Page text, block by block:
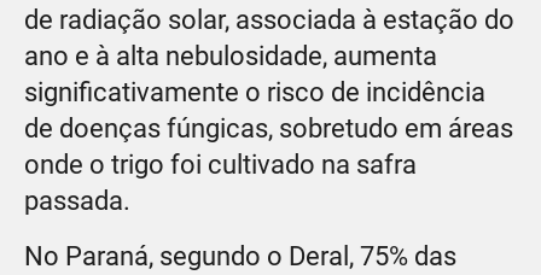
de radiação solar, associada à estação do
ano e à alta nebulosidade, aumenta
significativamente o risco de incidência
de doenças fúngicas, sobretudo em áreas
onde o trigo foi cultivado na safra
passada.
No Paraná, segundo o Deral, 75% das